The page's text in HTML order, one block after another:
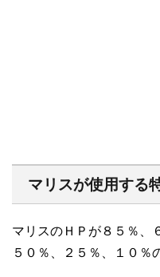
マリスが使用する
マリスのＨＰが８５％、
５０％、２５％、１０％